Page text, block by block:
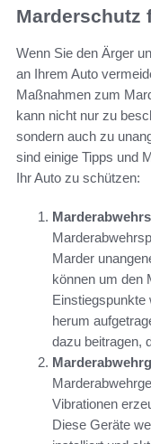
Marderschutz
Wenn Sie den Ärger
an Ihrem Auto
Maßnahmen zum
kann nicht nur zu
sondern auch zu
sind einige Tipps und
Ihr Auto zu schützen:
Marder
können um den
Einstiegspunkte
herum
dazu beitragen,
Vibrationen
Diese Geräte